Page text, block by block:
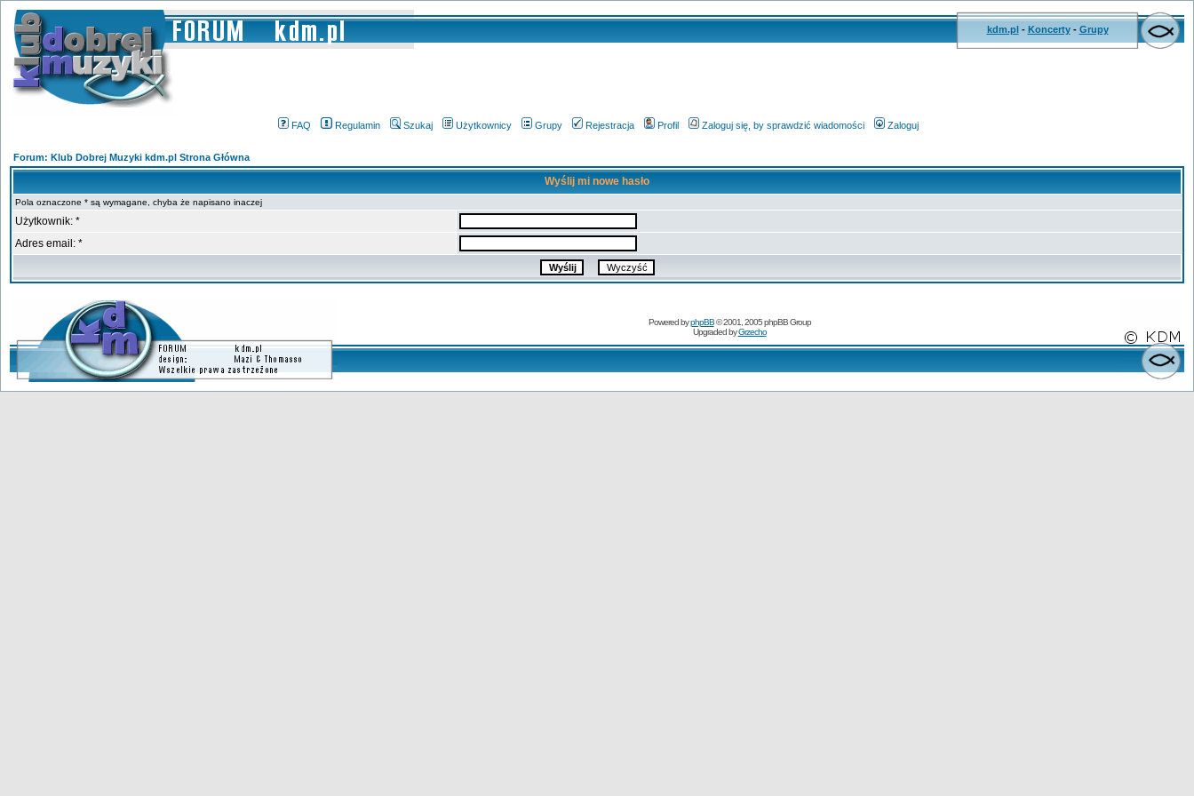
kdm.pl- Koncerty- Grupy
FAQ Regulamin Szukaj Użytkownicy Grupy Rejestracja Profil Zaloguj się, by sprawdzić wiadomości Zaloguj
Forum: Klub Dobrej Muzyki kdm.pl Strona Główna
Wyślij mi nowe hasło
Pola oznaczone * są wymagane, chyba że napisano inaczej
Użytkownik: *
Adres email: *
Powered byphpBB© 2001, 2005 phpBB Group
Upgraded byGrzecho